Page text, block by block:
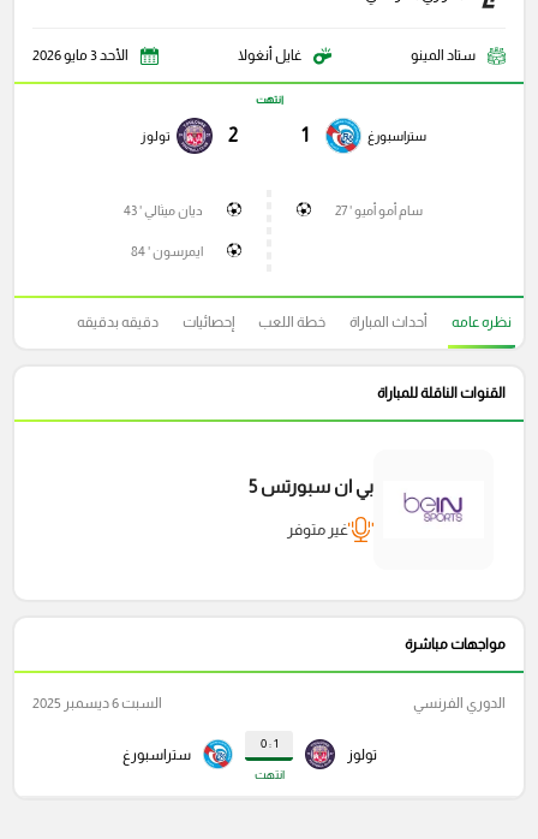
ستاد المينو غايل أنغولا الأحد 3 مايو 2026
ستراسبورغ 1
انتهت
2 تولوز
سام أمو أميو ' 27 ديان ميثالي ' 43
ايمرسون ' 84
نظره عامه أحداث المباراة خطة اللعب إحصائيات دقيقه بدقيقه
القنوات الناقلة للمباراة
بي ان سبورتس 5
غير متوفر
مواجهات مباشرة
تولوز
1 : 0
انتهت
ستراسبورغ
الدوري الفرنسي السبت 6 ديسمبر 2025